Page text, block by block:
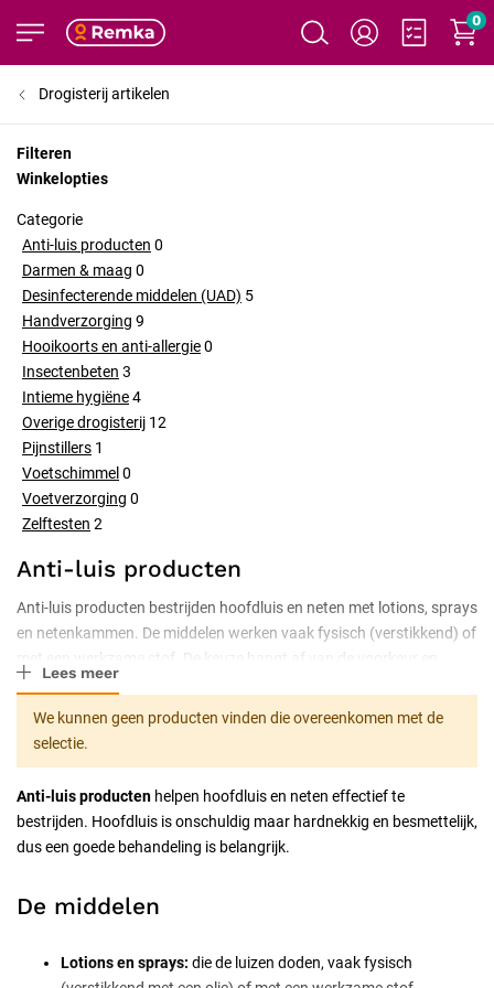
0
Drogisterij artikelen
Anti-luis producten
Anti-luis producten bestrijden hoofdluis en neten met lotions, sprays
en netenkammen. De middelen werken vaak fysisch (verstikkend) of
met een werkzame stof. De keuze hangt af van de voorkeur en
leeftijd. Met lotions, sprays en netenkammen, herhaal volgens de
gebruiksaanwijzing. Hoofdluis is onschuldig maar hardnekkig en
besmettelijk.
Lees meer
We kunnen geen producten vinden die overeenkomen met de
selectie.
Anti-luis producten helpen hoofdluis en neten effectief te
bestrijden. Hoofdluis is onschuldig maar hardnekkig en besmettelijk,
dus een goede behandeling is belangrijk.
De middelen
Lotions en sprays: die de luizen doden, vaak fysisch
Filteren
Winkelopties
Categorie
Anti-luis producten 0
Darmen & maag 0
Desinfecterende middelen (UAD) 5
Handverzorging 9
Hooikoorts en anti-allergie0
Insectenbeten 3
Intieme hygiëne4
Overige drogisterij 12
Pijnstillers 1
Voetschimmel 0
Voetverzorging 0
Zelftesten 2